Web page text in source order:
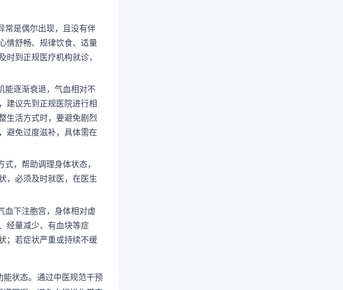
常是偶尔出现，且没有伴
情舒畅、规律饮食、适量
到正规医疗机构就诊，
能逐渐衰退，气血相对不
建议先到正规医院进行相
生活方式时，要避免剧烈
避免过度滋补，具体需在
，帮助调理身体状态，
，必须及时就医，在医生
血下注胞宫，身体相对虚
经量减少、有血块等症
；若症状严重或持续不缓
状态。通过中医规范干预